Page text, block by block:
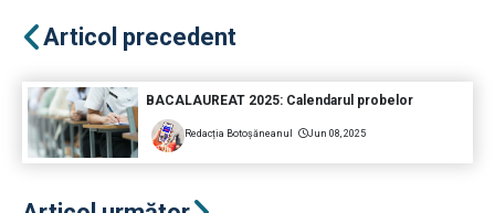
Articol precedent
BACALAUREAT 2025: Calendarul probelor
Redacția Botoșăneanul Jun 08, 2025